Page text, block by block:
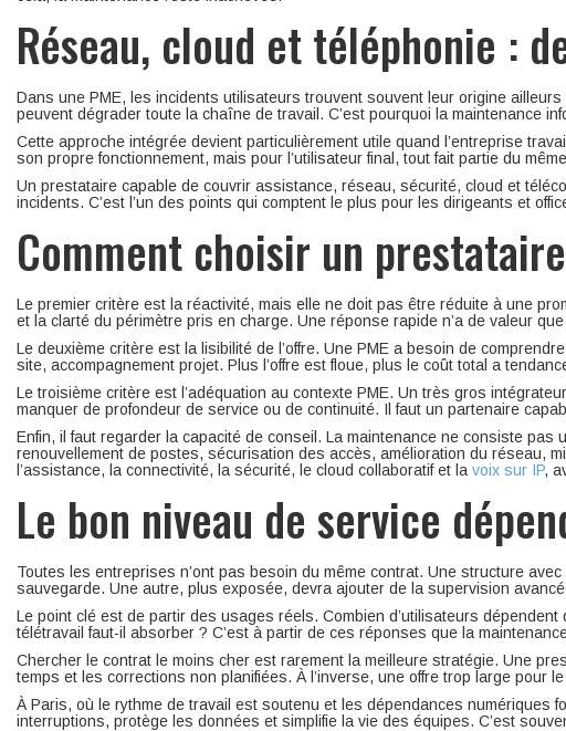
Réseau, cloud et téléphonie :
Dans une PME, les incidents utilisateurs trouvent souvent leur origine
peuvent dégrader toute la chaîne de travail. C’est pourquoi la maintenance
Cette approche intégrée devient particulièrement utile quand l’entreprise
son propre fonctionnement, mais pour l’utilisateur final, tout fait partie du
Un prestataire capable de couvrir assistance, réseau, sécurité, cloud et
incidents. C’est l’un des points qui comptent le plus pour les dirigeants et
Comment choisir un
Le premier critère est la réactivité, mais elle ne doit pas être réduite à une
et la clarté du périmètre pris en charge. Une réponse rapide n’a de valeur
Le deuxième critère est la lisibilité de l’offre. Une PME a besoin de
site, accompagnement projet. Plus l’offre est floue, plus le coût total a
Le troisième critère est l’adéquation au contexte PME. Un très gros
manquer de profondeur de service ou de continuité. Il faut un partenaire
Enfin, il faut regarder la capacité de conseil. La maintenance ne consiste pas
renouvellement de postes, sécurisation des accès, amélioration du réseau,
l’assistance, la connectivité, la sécurité, le cloud collaboratif et la voix sur IP,
Le bon niveau de service
Toutes les entreprises n’ont pas besoin du même contrat. Une structure
sauvegarde. Une autre, plus exposée, devra ajouter de la supervision
Le point clé est de partir des usages réels. Combien d’utilisateurs
télétravail faut-il absorber ? C’est à partir de ces réponses que la
Chercher le contrat le moins cher est rarement la meilleure stratégie. Une
temps et les corrections non planifiées. À l’inverse, une offre trop large pour
À Paris, où le rythme de travail est soutenu et les dépendances numériques
interruptions, protège les données et simplifie la vie des équipes. C’est